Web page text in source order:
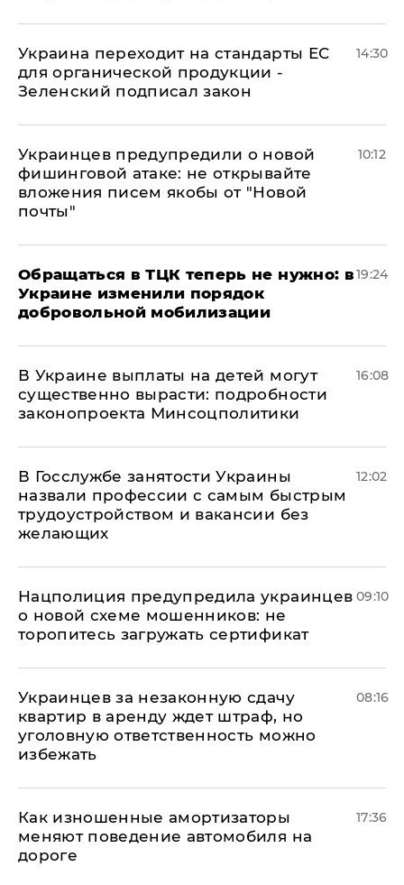
Украина переходит на стандарты ЕС
для органической продукции -
Зеленский подписал закон
14:30
Украинцев предупредили о новой
фишинговой атаке: не открывайте
вложения писем якобы от "Новой
почты"
10:12
Обращаться в ТЦК теперь не нужно: в
Украине изменили порядок
добровольной мобилизации
19:24
В Украине выплаты на детей могут
существенно вырасти: подробности
законопроекта Минсоцполитики
16:08
В Госслужбе занятости Украины
назвали профессии с самым быстрым
трудоустройством и вакансии без
желающих
12:02
Нацполиция предупредила украинцев
о новой схеме мошенников: не
торопитесь загружать сертификат
09:10
Украинцев за незаконную сдачу
квартир в аренду ждет штраф, но
уголовную ответственность можно
избежать
08:16
Как изношенные амортизаторы
меняют поведение автомобиля на
дороге
17:36